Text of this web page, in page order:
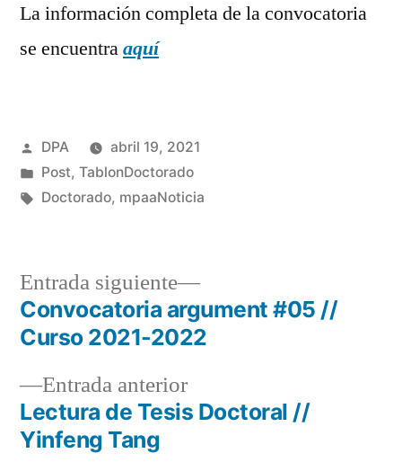
La información completa de la convocatoria
se encuentraaquí
Publicado
por
DPA
abril 19, 2021
Publicado
en
Post, TablonDoctorado
Etiquetas:
Doctorado, mpaaNoticia
Navegación
entradas
Entrada anteriorEntrada
anterior:
Lectura de Tesis Doctoral //
Yinfeng Tang
Entrada siguiente
Entrada
siguiente:
Convocatoria argument #05 //
Curso 2021-2022